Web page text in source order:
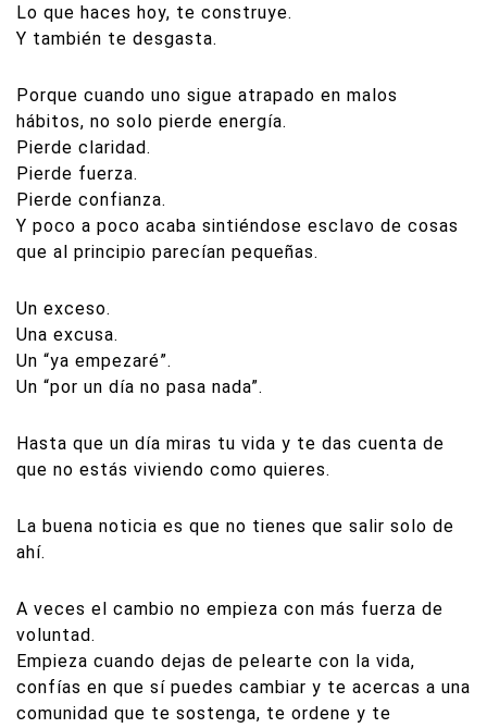
Lo que haces hoy, te construye.
Y también te desgasta.
Porque cuando uno sigue atrapado en malos
hábitos, no solo pierde energía.
Pierde claridad.
Pierde fuerza.
Pierde confianza.
Y poco a poco acaba sintiéndose esclavo de cosas
que al principio parecían pequeñas.
Un exceso.
Una excusa.
Un “ya empezaré”.
Un “por un día no pasa nada”.
Hasta que un día miras tu vida y te das cuenta de
que no estás viviendo como quieres.
La buena noticia es que no tienes que salir solo de
ahí.
A veces el cambio no empieza con más fuerza de
voluntad.
Empieza cuando dejas de pelearte con la vida,
confías en que sí puedes cambiar y te acercas a una
comunidad que te sostenga, te ordene y te